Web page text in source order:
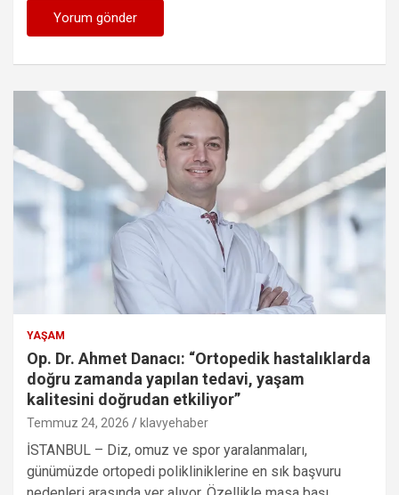
YAŞAM
Op. Dr. Ahmet Danacı: “Ortopedik hastalıklarda
doğru zamanda yapılan tedavi, yaşam
kalitesini doğrudan etkiliyor”
Temmuz 24, 2026 klavyehaber
İSTANBUL – Diz, omuz ve spor yaralanmaları,
günümüzde ortopedi polikliniklerine en sık başvuru